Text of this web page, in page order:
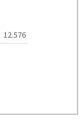
12.576